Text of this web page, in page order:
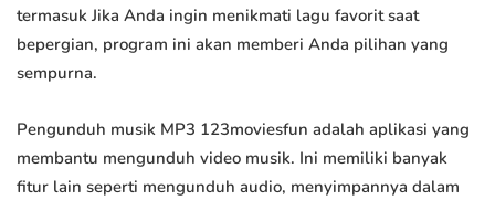
termasuk Jika Anda ingin menikmati lagu favorit saat
bepergian, program ini akan memberi Anda pilihan yang
sempurna.
Pengunduh musik MP3 123moviesfun adalah aplikasi yang
membantu mengunduh video musik. Ini memiliki banyak
fitur lain seperti mengunduh audio, menyimpannya dalam